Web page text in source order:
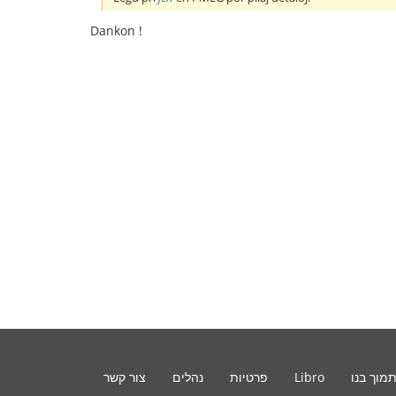
Dankon !
תמוך בנו Libro פרטיות נהלים צור קשר